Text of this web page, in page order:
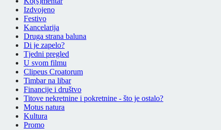
Izdvojeno
Festivo
Kancelarija
Druga strana baluna
Di je zapelo?
Tjedni pregled
U svom filmu
Clipeus Croatorum
Timbar na libar
Financije i društvo
Titove nekretnine i pokretnine - što je ostalo?
Motus natura
Kultura
Promo